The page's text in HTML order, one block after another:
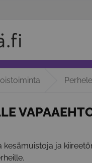
kesämuistoja ja